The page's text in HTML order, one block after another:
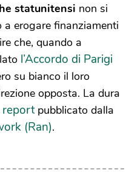
statunitensi non si
erogare finanziamenti
che, quando a
l’Accordo di Parigi
su bianco il loro
opposta. La dura
reportpubblicato dalla
(Ran).